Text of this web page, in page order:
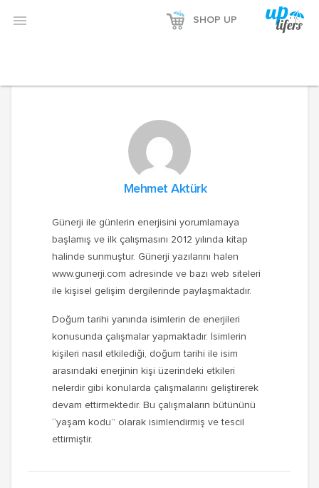
 SHOP UP
Mehmet Aktürk
Günerji ile günlerin enerjisini yorumlamaya
başlamış ve ilk çalışmasını 2012 yılında kitap
halinde sunmuştur. Günerji yazılarını halen
www.gunerji.com adresinde ve bazı web siteleri
ile kişisel gelişim dergilerinde paylaşmaktadır.
Doğum tarihi yanında isimlerin de enerjileri
konusunda çalışmalar yapmaktadır. İsimlerin
kişileri nasıl etkilediği, doğum tarihi ile isim
arasındaki enerjinin kişi üzerindeki etkileri
nelerdir gibi konularda çalışmalarını geliştirerek
devam ettirmektedir. Bu çalışmaların bütününü
“yaşam kodu” olarak isimlendirmiş ve tescil
ettirmiştir.